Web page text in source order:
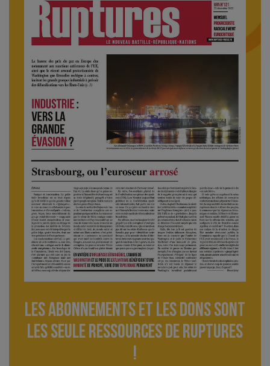
Les abonnements et les dons sont
lES seule ressourceS de Ruptures
!